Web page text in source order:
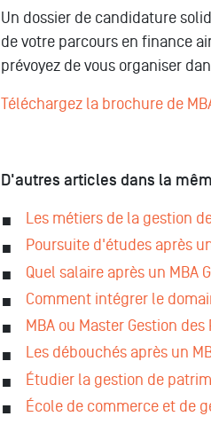
Un dossier de candidature
de votre parcours en finance
prévoyez de vous organiser
Téléchargez la brochure de
D'autres articles dans la
Les métiers de la gestion
Poursuite d'études après
Quel salaire après un MBA
Comment intégrer le
MBA ou Master Gestion
Les débouchés après un
Étudier la gestion de
École de commerce et de